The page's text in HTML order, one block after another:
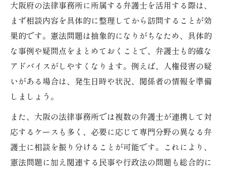
納得できる弁護士選びのための憲法相談準
備
要望を的確に伝える相談の進め方
複数の弁護士で比較する相談のコツ
オンラインと対面の相談方法を選ぶ基準
信頼できる弁護士に出会うための心得
大阪府の法律事務所に所属する弁護士を活用する際は、
まず相談内容を具体的に整理してから訪問することが効
果的です。憲法問題は抽象的になりがちなため、具体的
な事例や疑問点をまとめておくことで、弁護士も的確な
アドバイスがしやすくなります。例えば、人権侵害の疑
いがある場合は、発生日時や状況、関係者の情報を準備
しましょう。
また、大阪の法律事務所では複数の弁護士が連携して対
応するケースも多く、必要に応じて専門分野の異なる弁
護士に相談を振り分けることが可能です。これにより、
憲法問題に加え関連する民事や行政法の問題も総合的に